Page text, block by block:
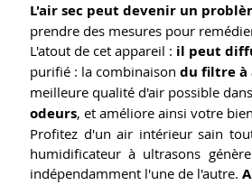
L'air sec peut devenir un
prendre des mesures pour
L'atout de cet appareil : il peut
purifié : la combinaison du filtre à
meilleure qualité d'air possible
odeurs, et améliore ainsi votre
Profitez d'un air intérieur sain
humidificateur à ultrasons
indépendamment l'une de l'autre.